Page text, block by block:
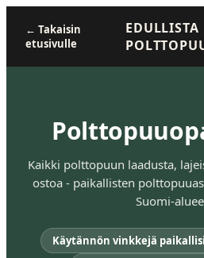
← Takaisin
etusivulle
EDULLISTA
Kaikki polttopuun laadusta,
ostoa - paikallisten
Suomi-
Käytännön vinkkejä